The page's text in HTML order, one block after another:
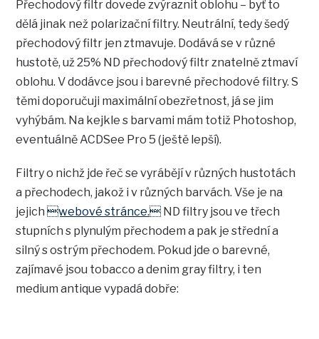
Přechodový filtr dovede zvýraznit oblohu – byť to
dělá jinak než polarizační filtry. Neutrální, tedy šedý
přechodový filtr jen ztmavuje. Dodává se v různé
hustotě, už 25% ND přechodový filtr znatelně ztmaví
oblohu. V dodávce jsou i barevné přechodové filtry. S
těmi doporučuji maximální obezřetnost, já se jim
vyhýbám. Na kejkle s barvami mám totiž Photoshop,
eventuálně ACDSee Pro 5 (ještě lepší).
Filtry o nichž jde řeč se vyrábějí v různých hustotách
a přechodech, jakož i v různých barvách. Vše je na
jejichwebové stránce. ND filtry jsou ve třech
stupních s plynulým přechodem a pak je střední a
silný s ostrým přechodem. Pokud jde o barevné,
zajímavé jsou tobacco a denim gray filtry, i ten
medium antique vypadá dobře: